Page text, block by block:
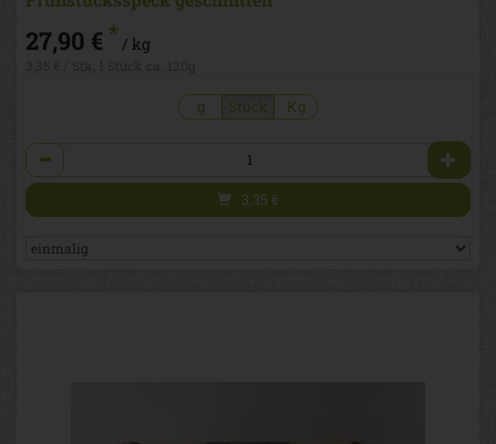
27,90 € * / kg
g Stück Kg
Anzahl
3,35 €